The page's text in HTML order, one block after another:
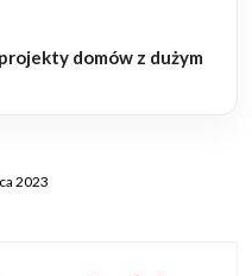
domów z dużym
2023